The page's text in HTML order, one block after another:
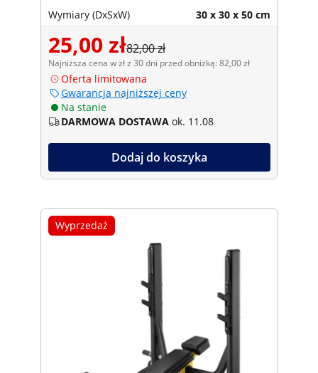
Wymiary (DxSxW) 30 x 30 x 50 cm
25,00 zł82,00 zł
Najniższa cena w zł z 30 dni przed obniżką: 82,00 zł
Oferta limitowana
Gwarancja najniższej ceny
Na stanie
DARMOWA DOSTAWA ok. 11.08
Dodaj do koszyka
Wyprzedaż